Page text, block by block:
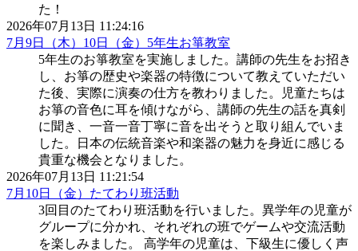
た！
2026年07月13日 11:24:16
7月9日（木）10日（金）5年生お箏教室
5年生のお箏教室を実施しました。講師の先生をお招き
し、お箏の歴史や楽器の特徴について教えていただい
た後、実際に演奏の仕方を教わりました。児童たちは
お箏の音色に耳を傾けながら、講師の先生の話を真剣
に聞き、一音一音丁寧に音を出そうと取り組んでいま
した。日本の伝統音楽や和楽器の魅力を身近に感じる
貴重な機会となりました。
2026年07月13日 11:21:54
7月10日（金）たてわり班活動
3回目のたてわり班活動を行いました。異学年の児童が
グループに分かれ、それぞれの班でゲームや交流活動
を楽しみました。 高学年の児童は、下級生に優しく声